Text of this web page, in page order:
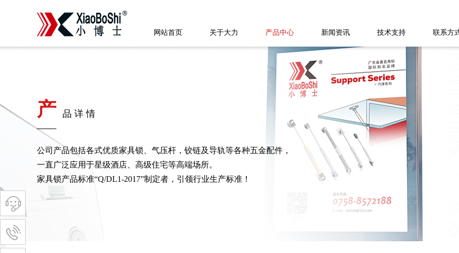
产 品详情
公司产品包括各式优质家具锁、气压杆，铰链及导轨等各种五金配件，
一直广泛应用于星级酒店、高级住宅等高端场所。
家具锁产品标准“Q/DL1-2017”制定者，引领行业生产标准！
网站首页 关于大力 产品中心 新闻资讯 技术支持 联系方